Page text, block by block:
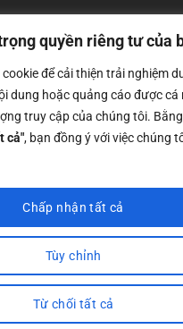
quyền riêng tư của
để cải thiện trải nghiệm
dung hoặc quảng cáo được cá
truy cập của chúng tôi.
cả", bạn đồng ý với việc chúng
Tùy chỉnh
Từ chối tất cả
Chấp nhận tất cả
Bình Xương - Số ĐKKD:
bởi Sở Kế Hoạch và Đầu
Nam Binh Xuong. All Rights